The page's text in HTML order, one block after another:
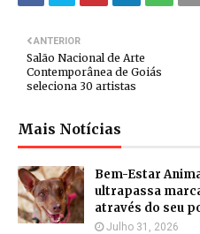
ANTERIOR
Salão Nacional de Arte
Contemporânea de Goiás
seleciona 30 artistas
Mais Notícias
Bem-Estar
ultrapassa
através do seu
Julho 31, 2026